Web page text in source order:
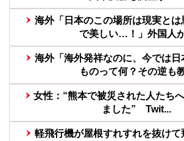
海外「日本のこの場所は現実と
で美しい…！」外国人
海外「海外発祥なのに、今では日
ものって何？その逆も
女性：“熊本で被災された人たち
ました” Twit...
軽飛行機が屋根すれすれを抜け